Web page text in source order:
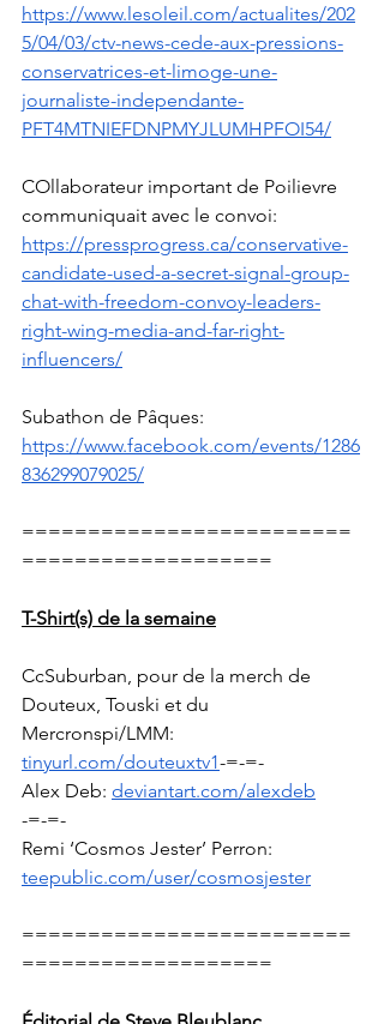
https://www.lesoleil.com/actualites/202
5/04/03/ctv-news-cede-aux-pressions-
conservatrices-et-limoge-une-
journaliste-independante-
PFT4MTNIEFDNPMYJLUMHPFOI54/
COllaborateur important de Poilievre
communiquait avec le convoi:
https://pressprogress.ca/conservative-
candidate-used-a-secret-signal-group-
chat-with-freedom-convoy-leaders-
right-wing-media-and-far-right-
influencers/
Subathon de Pâques:
https://www.facebook.com/events/1286
836299079025/
=========================
===================
T-Shirt(s) de la semaine
CcSuburban, pour de la merch de
Douteux, Touski et du
Mercronspi/LMM:
tinyurl.com/douteuxtv1-=-=-
Alex Deb: deviantart.com/alexdeb
-=-=-
Remi ‘Cosmos Jester’ Perron:
teepublic.com/user/cosmosjester
=========================
===================